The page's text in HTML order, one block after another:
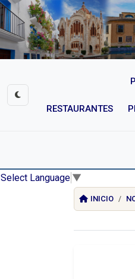
RESTAURANTES
Select Language ▼
INICIO